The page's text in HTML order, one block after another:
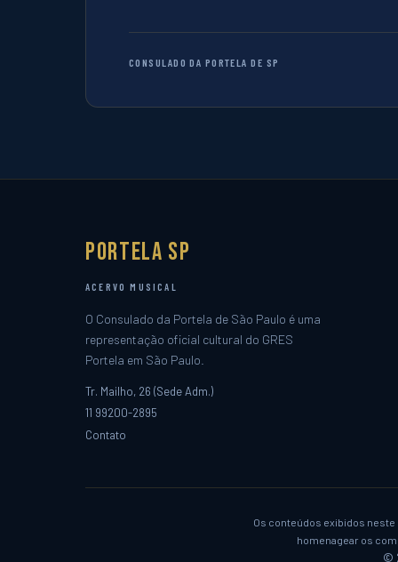
CONSULADO DA PORTELA DE SP
Portela SP
ACERVO MUSICAL
O Consulado da Portela de São Paulo é uma
representação oficial cultural do GRES
Portela em São Paulo.
Tr. Mailho, 26 (Sede Adm.)
11 99200-2895
Contato
Os conteúdos exibidos
homenagear os
©